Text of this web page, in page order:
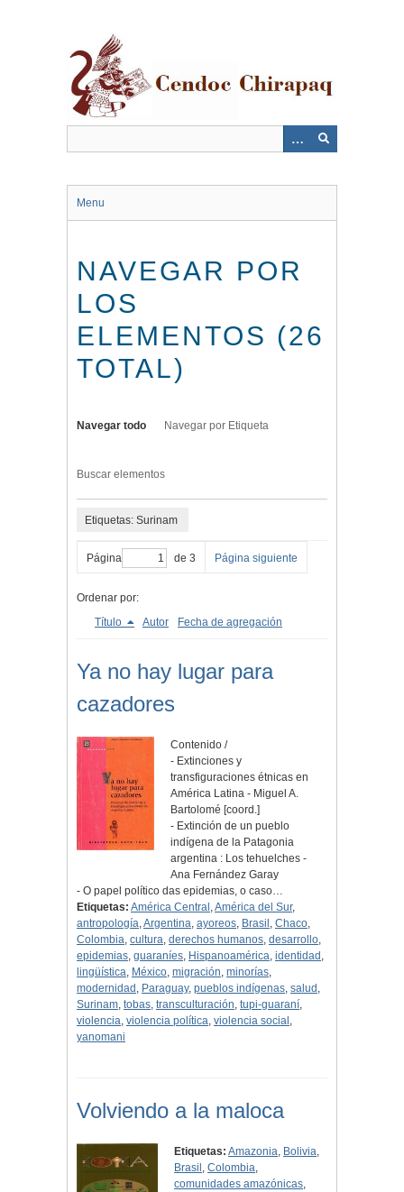
Menu
NAVEGAR POR
LOS
ELEMENTOS (26
TOTAL)
Navegar todo Navegar por Etiqueta
Buscar elementos
Etiquetas: Surinam
Página de 3 Página siguiente
Ordenar por:
Título
Autor Fecha de agregación
Ya no hay lugar para
cazadores
Contenido /
- Extinciones y
transfiguraciones étnicas en
América Latina - Miguel A.
Bartolomé [coord.]
- Extinción de un pueblo
indígena de la Patagonia
argentina : Los tehuelches -
Ana Fernández Garay
- O papel político das epidemias, o caso…
Etiquetas: América Central ,América del Sur,
antropología,Argentina, ayoreos, Brasil , Chaco,
Colombia, cultura, derechos humanos, desarrollo,
epidemias, guaraníes, Hispanoamérica, identidad ,
lingüística, México, migración, minorías,
modernidad , Paraguay, pueblos indígenas, salud ,
Surinam, tobas, transculturación, tupi-guaraní,
violencia, violencia política, violencia social ,
yanomani
Volviendo a la maloca
Etiquetas: Amazonia, Bolivia,
Brasil ,Colombia,
comunidades amazónicas,